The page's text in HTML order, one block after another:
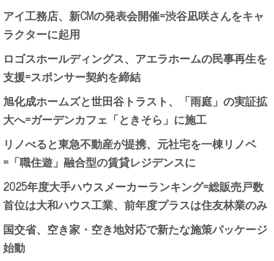
アイ工務店、新CMの発表会開催=渋谷凪咲さんをキャ
ラクターに起用
ロゴスホールディングス、アエラホームの民事再生を
支援=スポンサー契約を締結
旭化成ホームズと世田谷トラスト、「雨庭」の実証拡
大へ=ガーデンカフェ「ときそら」に施工
リノべると東急不動産が提携、元社宅を一棟リノベ
=「職住遊」融合型の賃貸レジデンスに
2025年度大手ハウスメーカーランキング=総販売戸数
首位は大和ハウス工業、前年度プラスは住友林業のみ
国交省、空き家・空き地対応で新たな施策パッケージ
始動